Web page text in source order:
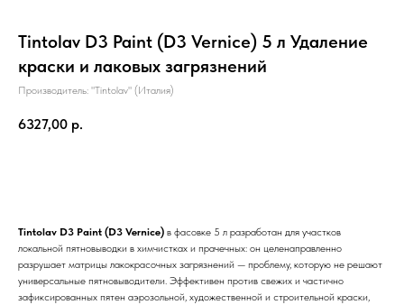
Tintolav D3 Paint (D3 Vernice) 5 л Удаление
краски и лаковых загрязнений
Производитель: "Tintolav" (Италия)
6327,00 р.
Tintolav D3 Paint (D3 Vernice) в фасовке 5 л разработан для участков
локальной пятновыводки в химчистках и прачечных: он целенаправленно
разрушает матрицы лакокрасочных загрязнений — проблему, которую не решают
универсальные пятновыводители. Эффективен против свежих и частично
зафиксированных пятен аэрозольной, художественной и строительной краски,